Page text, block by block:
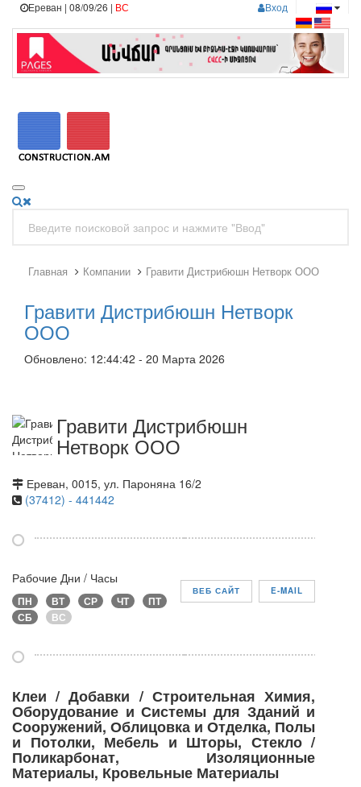
Вход
Ереван | 08/09/26 | ВС
Главная Компании Гравити Дистрибюшн Нетворк ООО
Гравити Дистрибюшн Нетворк
ООО
Обновлено: 12:44:42 - 20 Марта 2026
Гравити Дистрибюшн
Нетворк ООО
Ереван, 0015, ул. Пароняна 16/2
(37412) - 441442
E-MAIL
ВЕБ САЙТ
Рабочие Дни / Часы
ПН ВТ СР ЧТ
ПТ
СБ
ВС
Клеи / Добавки / Строительная Химия,
Оборудование и Системы для Зданий и
Сооружений, Облицовка и Отделка, Полы
и Потолки, Мебель и Шторы, Стекло /
Поликарбонат, Изоляционные
Материалы, Кровельные Материалы